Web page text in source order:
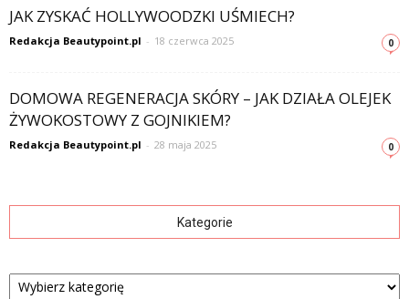
JAK ZYSKAĆ HOLLYWOODZKI UŚMIECH?
Redakcja Beautypoint.pl - 18 czerwca 2025 0
DOMOWA REGENERACJA SKÓRY – JAK DZIAŁA OLEJEK
ŻYWOKOSTOWY Z GOJNIKIEM?
Redakcja Beautypoint.pl - 28 maja 2025 0
Kategorie
Kategorie